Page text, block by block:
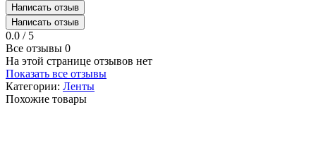
Написать отзыв
Написать отзыв
0.0 / 5
Все отзывы 0
На этой странице отзывов нет
Показать все отзывы
Категории: Ленты
Похожие товары